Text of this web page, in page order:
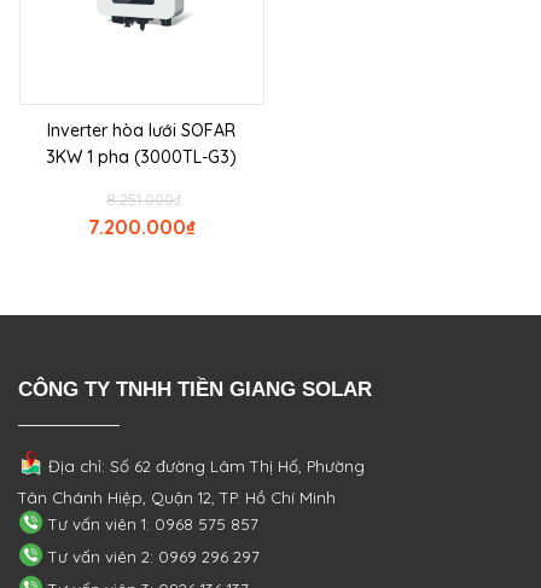
Inverter hòa lưới SOFAR
3KW 1 pha (3000TL-G3)
₫
8.251.000
₫
7.200.000
CÔNG TY TNHH TIỀN GIANG SOLAR
Địa chỉ: Số 62 đường Lâm Thị Hố, Phường
Tân Chánh Hiệp, Quận 12, TP. Hồ Chí Minh
Tư vấn viên 1: 0968 575 857
Tư vấn viên 2: 0969 296 297